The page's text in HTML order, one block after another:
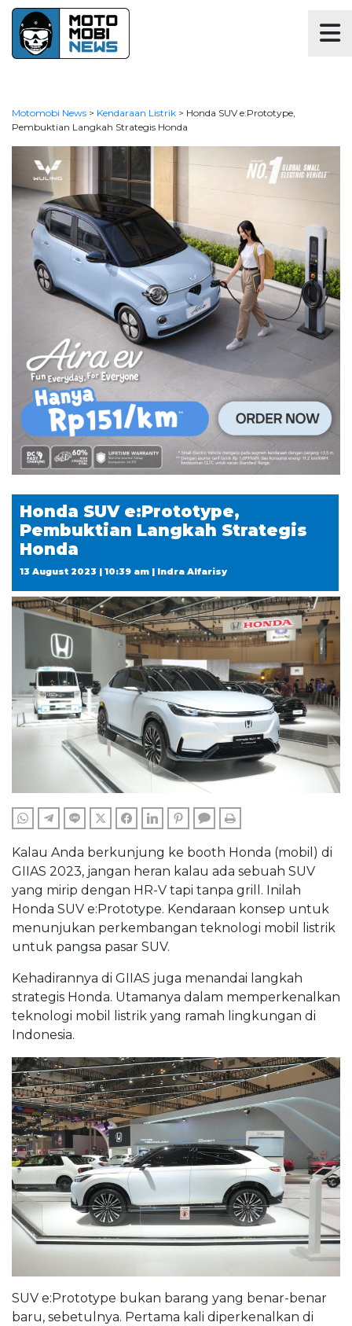
Motomobi News > Kendaraan Listrik > Honda SUV e:Prototype,
Pembuktian Langkah Strategis Honda
Honda SUV e:Prototype,
Pembuktian Langkah Strategis
Honda
13 August 2023 | 10:39 am | Indra Alfarisy
WHATSAPPTELEGRAM
LINE TWITTERFACEBOOKLINKEDINPINTERESTCOMMENTS
Kalau Anda berkunjung ke booth Honda (mobil) di
GIIAS 2023, jangan heran kalau ada sebuah SUV
yang mirip dengan HR-V tapi tanpa grill. Inilah
Honda SUV e:Prototype. Kendaraan konsep untuk
menunjukan perkembangan teknologi mobil listrik
untuk pangsa pasar SUV.
Kehadirannya di GIIAS juga menandai langkah
strategis Honda. Utamanya dalam memperkenalkan
teknologi mobil listrik yang ramah lingkungan di
Indonesia.
SUV e:Prototype bukan barang yang benar-benar
baru, sebetulnya. Pertama kali diperkenalkan di